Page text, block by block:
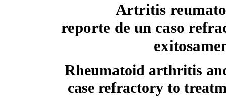
Artritis
reporte de un caso
Rheumatoid arthritis
case refractory to